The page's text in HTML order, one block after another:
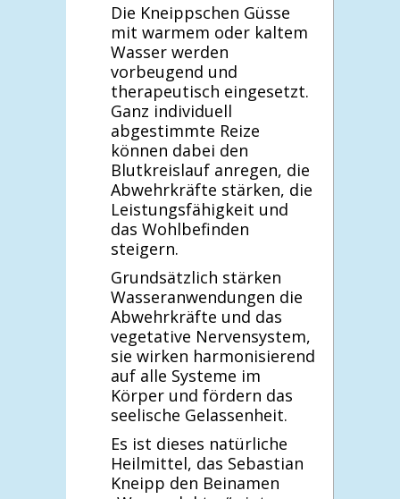
Die Kneippschen Güsse
mit warmem oder kaltem
Wasser werden
vorbeugend und
therapeutisch eingesetzt.
Ganz individuell
abgestimmte Reize
können dabei den
Blutkreislauf anregen, die
Abwehrkräfte stärken, die
Leistungsfähigkeit und
das Wohlbefinden
steigern.
Grundsätzlich stärken
Wasseranwendungen die
Abwehrkräfte und das
vegetative Nervensystem,
sie wirken harmonisierend
auf alle Systeme im
Körper und fördern das
seelische Gelassenheit.
Es ist dieses natürliche
Heilmittel, das Sebastian
Kneipp den Beinamen